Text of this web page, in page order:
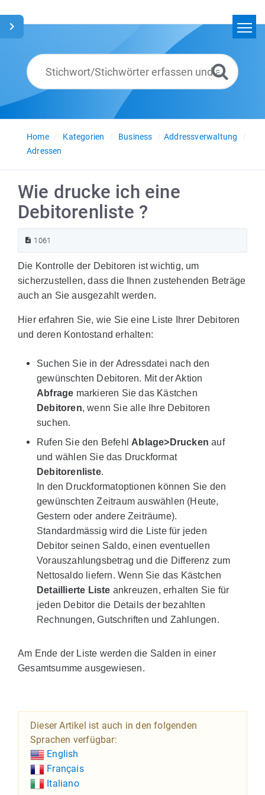
Glossar
Deutsch
Home
Kategorien Business
Addressverwaltung
Adressen
Wie drucke ich eine
Debitorenliste ?
1061
Die Kontrolle der Debitoren ist wichtig, um
sicherzustellen, dass die Ihnen zustehenden Beträge
auch an Sie ausgezahlt werden.
Hier erfahren Sie, wie Sie eine Liste Ihrer Debitoren
und deren Kontostand erhalten:
Suchen Sie in der Adressdatei nach den
gewünschten Debitoren. Mit der Aktion
Abfrage markieren Sie das Kästchen
Debitoren, wenn Sie alle Ihre Debitoren
suchen.
Rufen Sie den Befehl Ablage>Drucken auf
und wählen Sie das Druckformat
Debitorenliste.
In den Druckformatoptionen können Sie den
gewünschten Zeitraum auswählen (Heute,
Gestern oder andere Zeiträume).
Standardmässig wird die Liste für jeden
Debitor seinen Saldo, einen eventuellen
Vorauszahlungsbetrag und die Differenz zum
Nettosaldo liefern. Wenn Sie das Kästchen
Detaillierte Liste ankreuzen, erhalten Sie für
jeden Debitor die Details der bezahlten
Rechnungen, Gutschriften und Zahlungen.
Am Ende der Liste werden die Salden in einer
Gesamtsumme ausgewiesen.
Dieser Artikel ist auch in den folgenden
Sprachen verfügbar:
English
Français
Italiano